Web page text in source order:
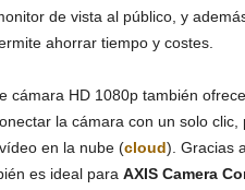
de vista al público, y
ahorrar tiempo y costes.
cámara HD 1080p también
la cámara con un solo
en la nube (cloud). Gracias
es ideal para AXIS Camera